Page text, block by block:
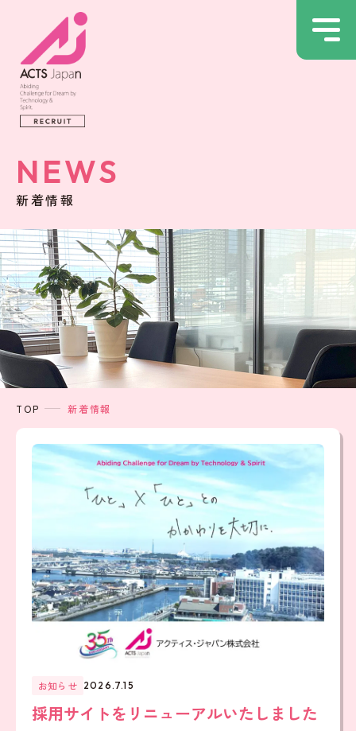
NEWS
新着情報
TOP 新着情報
お知らせ 2026.7.15
採用サイトをリニューアルいたしました